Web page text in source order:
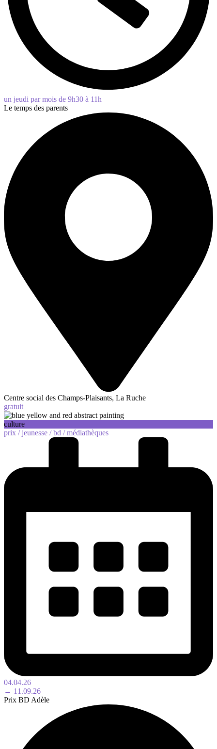
un jeudi par mois de 9h30 à 11h
Le temps des parents
Centre social des Champs-Plaisants, La Ruche
gratuit
culture
prix /jeunesse /bd /médiathèques
04.04.26
→ 11.09.26
Prix BD Adèle